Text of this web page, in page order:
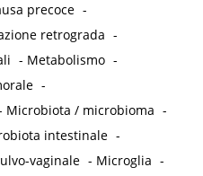
precoce -
retrograda -
- Metabolismo -
-
Microbiota / microbioma -
intestinale -
vaginale - Microglia -